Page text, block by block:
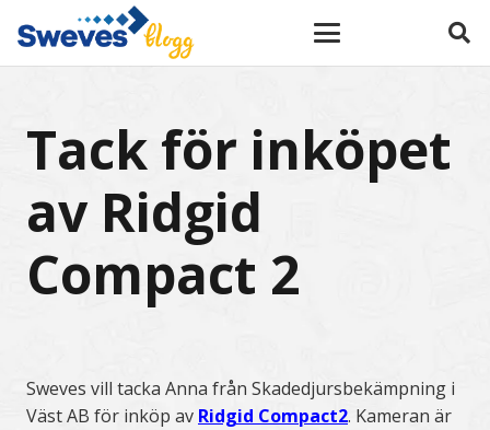
Tack för inköpet
av Ridgid
Compact 2
Sweves vill tacka Anna från Skadedjursbekämpning i
Väst AB för inköp av Ridgid Compact2. Kameran är